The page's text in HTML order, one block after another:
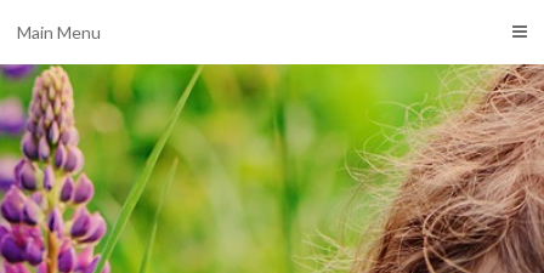
Main Menu